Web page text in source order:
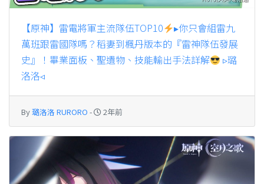
【原神】雷電將軍主流隊伍TOP10
▸你只會組雷九
萬班跟雷國隊嗎？稻妻到楓丹版本的『雷神隊伍發展
史』！畢業面板、聖遺物、技能輸出手法詳解
▹璐
洛洛◃
By璐洛洛 RURORO - 2年前